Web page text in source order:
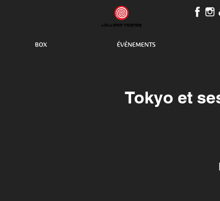
BOX ÉVÈNEMENTS
Tokyo et